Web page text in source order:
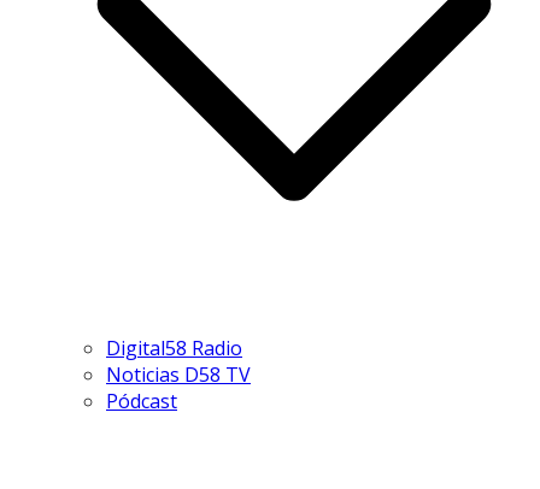
Digital58 Radio
Noticias D58 TV
Pódcast